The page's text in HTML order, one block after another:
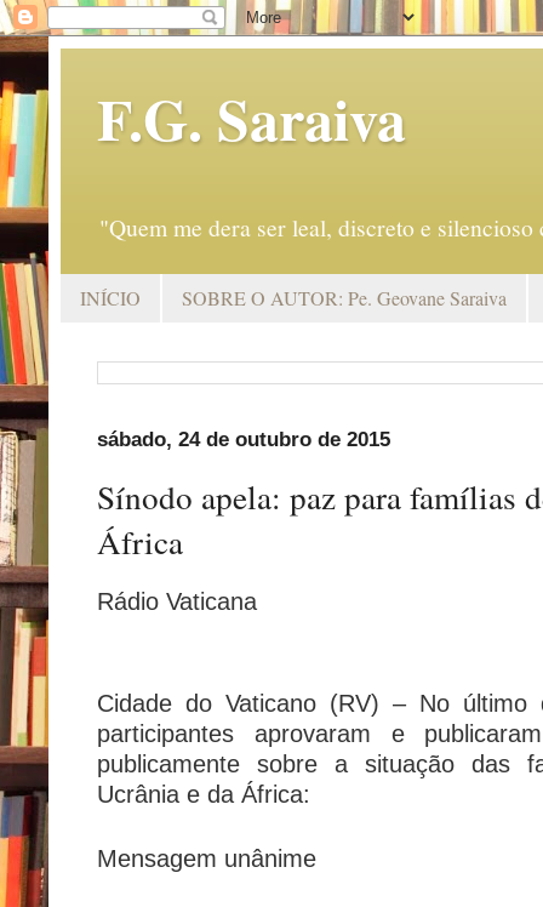
F.G. Saraiva
"Quem me dera ser leal, discreto e
INÍCIO SOBRE O AUTOR: Pe. Geovane Saraiva
sábado, 24 de outubro de 2015
Sínodo apela: paz para famílias
África
Rádio Vaticana
Cidade do Vaticano (RV) – No
participantes aprovaram e
publicamente sobre a situação das
Ucrânia e da África:
Mensagem unânime